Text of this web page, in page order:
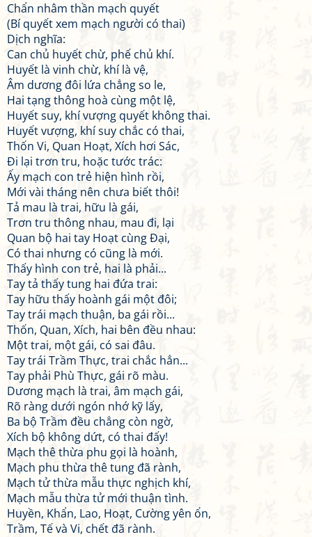
Chẩn nhâm thần mạch quyết
(Bí quyết xem mạch người có thai)
Dịch nghĩa:
Can chủ huyết chừ, phế chủ khí.
Huyết là vinh chừ, khí là vệ,
Âm dương đôi lứa chẳng so le,
Hai tạng thông hoà cùng một lệ,
Huyết suy, khí vượng quyết không thai.
Huyết vượng, khí suy chắc có thai,
Thốn Vi, Quan Hoạt, Xích hơi Sác,
Đi lại trơn tru, hoặc tước trác:
Ấy mạch con trẻ hiện hình rồi,
Mới vài tháng nên chưa biết thôi!
Tả mau là trai, hữu là gái,
Trơn tru thông nhau, mau đi, lại
Quan bộ hai tay Hoạt cùng Đại,
Có thai nhưng có cũng là mới.
Thấy hình con trẻ, hai là phải...
Tay tả thấy tung hai đứa trai:
Tay hữu thấy hoành gái một đôi;
Tay trái mạch thuận, ba gái rồi...
Thốn, Quan, Xích, hai bên đều nhau:
Một trai, một gái, có sai đâu.
Tay trái Trầm Thực, trai chắc hẳn...
Tay phải Phù Thực, gái rõ màu.
Dương mạch là trai, âm mạch gái,
Rõ ràng dưới ngón nhớ kỹ lấy,
Ba bộ Trầm đều chẳng còn ngờ,
Xích bộ không dứt, có thai đấy!
Mạch thê thừa phu gọi là hoành,
Mạch phu thừa thê tung đã rành,
Mạch tử thừa mẫu thực nghịch khí,
Mạch mẫu thừa tử mới thuận tình.
Huyền, Khẩn, Lao, Hoạt, Cường yên ổn,
Trầm, Tế và Vi, chết đã rành.